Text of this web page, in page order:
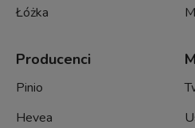
Łóżka
Producenci
Pinio
Hevea